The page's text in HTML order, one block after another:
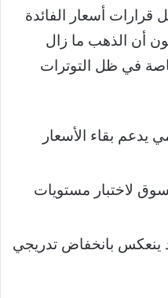
قرارات أسعار الفائدة
أن الذهب ما زال
في ظل التوترات
يدعم بقاء الأسعار
لاختبار مستويات
ينعكس بانخفاض تدريجي